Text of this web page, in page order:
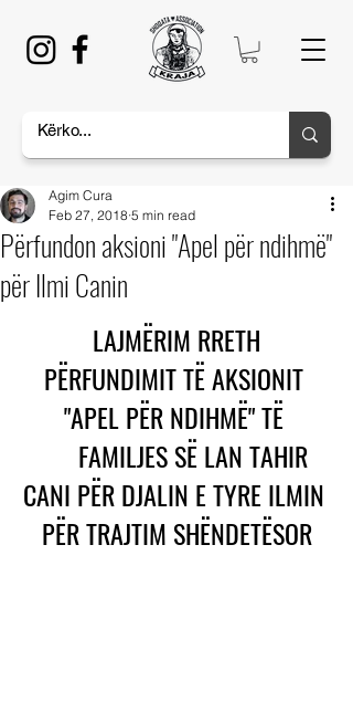
Përfundon aksioni "Apel për ndihmë"
për Ilmi Canin
Agim Cura
Feb 27, 2018 5 min read
LAJMËRIM RRETH
PËRFUNDIMIT TË AKSIONIT
"APEL PËR NDIHMË" TË
FAMILJES SË LAN TAHIR
CANI PËR DJALIN E TYRE ILMIN
PËR TRAJTIM SHËNDETËSOR